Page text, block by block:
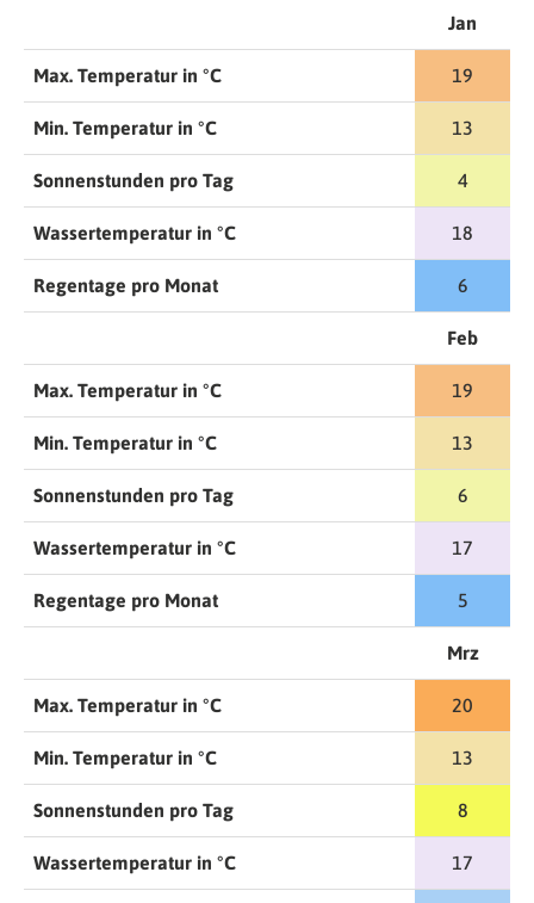
Jan
Max. Temperatur in °C 19
Min. Temperatur in °C 13
Sonnenstunden pro Tag 4
Wassertemperatur in °C 18
Regentage pro Monat 6
Feb
Max. Temperatur in °C 19
Min. Temperatur in °C 13
Sonnenstunden pro Tag 6
Wassertemperatur in °C 17
Regentage pro Monat 5
Mrz
Max. Temperatur in °C 20
Min. Temperatur in °C 13
Sonnenstunden pro Tag 8
Wassertemperatur in °C 17